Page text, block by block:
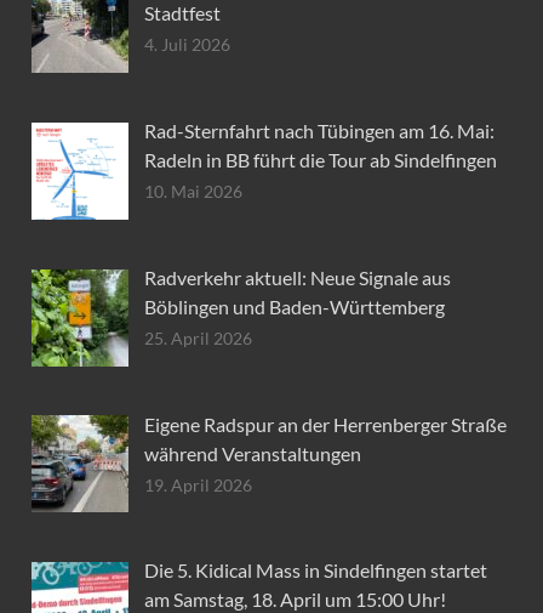
Stadtfest
4. Juli 2026
Rad-Sternfahrt nach Tübingen am 16. Mai:
Radeln in BB führt die Tour ab Sindelfingen
10. Mai 2026
Radverkehr aktuell: Neue Signale aus
Böblingen und Baden-Württemberg
25. April 2026
Eigene Radspur an der Herrenberger Straße
während Veranstaltungen
19. April 2026
Die 5. Kidical Mass in Sindelfingen startet
am Samstag, 18. April um 15:00 Uhr!